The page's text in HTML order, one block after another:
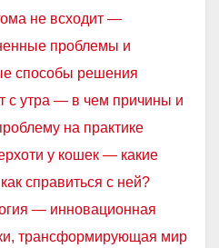
не всходит —
проблемы и
способы решения
с утра — в чем причины и
на практике
у кошек — какие
справиться с ней?
— инновационная
трансформирующая мир